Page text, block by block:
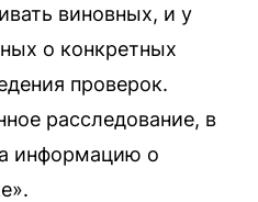
виновных, и у
о конкретных
проверок.
расследование, в
информацию о